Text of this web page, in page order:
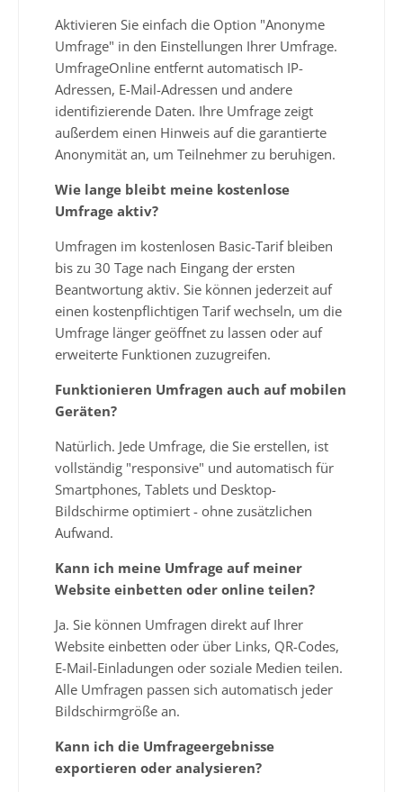
Aktivieren Sie einfach die Option "Anonyme
Umfrage" in den Einstellungen Ihrer Umfrage.
UmfrageOnline entfernt automatisch IP-
Adressen, E-Mail-Adressen und andere
identifizierende Daten. Ihre Umfrage zeigt
außerdem einen Hinweis auf die garantierte
Anonymität an, um Teilnehmer zu beruhigen.
Wie lange bleibt meine kostenlose
Umfrage aktiv?
Umfragen im kostenlosen Basic-Tarif bleiben
bis zu 30 Tage nach Eingang der ersten
Beantwortung aktiv. Sie können jederzeit auf
einen kostenpflichtigen Tarif wechseln, um die
Umfrage länger geöffnet zu lassen oder auf
erweiterte Funktionen zuzugreifen.
Funktionieren Umfragen auch auf mobilen
Geräten?
Natürlich. Jede Umfrage, die Sie erstellen, ist
vollständig "responsive" und automatisch für
Smartphones, Tablets und Desktop-
Bildschirme optimiert - ohne zusätzlichen
Aufwand.
Kann ich meine Umfrage auf meiner
Website einbetten oder online teilen?
Ja. Sie können Umfragen direkt auf Ihrer
Website einbetten oder über Links, QR-Codes,
E-Mail-Einladungen oder soziale Medien teilen.
Alle Umfragen passen sich automatisch jeder
Bildschirmgröße an.
Kann ich die Umfrageergebnisse
exportieren oder analysieren?